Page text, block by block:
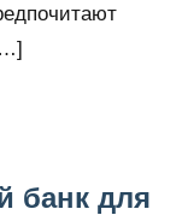
банк для